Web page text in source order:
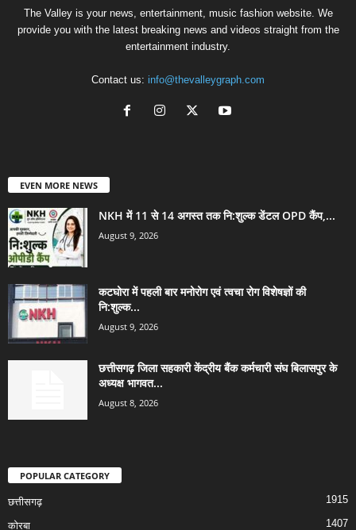
The Valley is your news, entertainment, music fashion website. We
provide you with the latest breaking news and videos straight from the
entertainment industry.
Contact us: info@thevalleygraph.com
EVEN MORE NEWS
NKH में 11 से 14 अगस्त तक नि:शुल्क डेंटल OPD कैंप,...
August 9, 2026
कटघोरा में पहली बार मनोरोग एवं त्वचा रोग विशेषज्ञों की
नि:शुल्क...
August 9, 2026
छत्तीसगढ़ जिला सहकारी केंद्रीय बैंक कर्मचारी संघ बिलासपुर के
अध्यक्ष भागवत...
August 8, 2026
POPULAR CATEGORY
छत्तीसगढ़ 1915
कोरबा 1407